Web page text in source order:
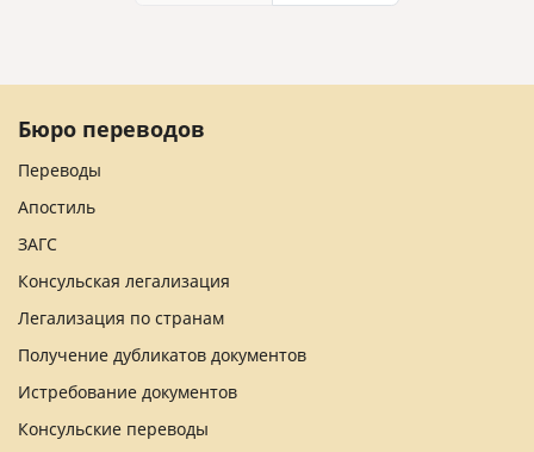
Бюро переводов
Переводы
Апостиль
ЗАГС
Консульская легализация
Легализация по странам
Получение дубликатов документов
Истребование документов
Консульские переводы